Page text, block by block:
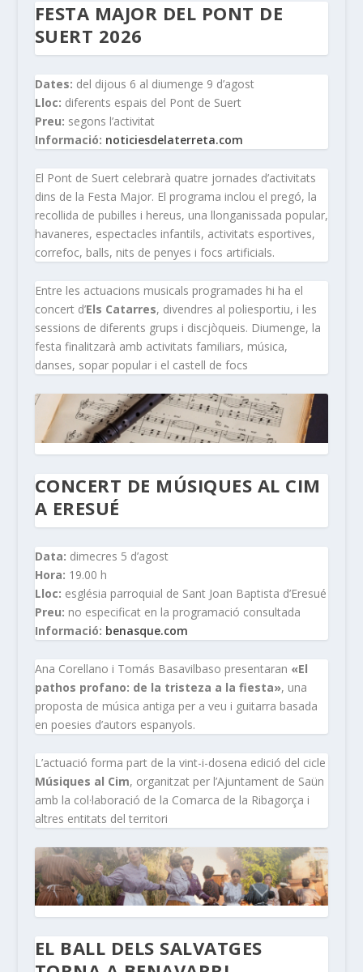
FESTA MAJOR DEL PONT DE
SUERT 2026
Dates: del dijous 6 al diumenge 9 d’agost
Lloc: diferents espais del Pont de Suert
Preu: segons l’activitat
Informació: noticiesdelaterreta.com
El Pont de Suert celebrarà quatre jornades d’activitats
dins de la Festa Major. El programa inclou el pregó, la
recollida de pubilles i hereus, una llonganissada popular,
havaneres, espectacles infantils, activitats esportives,
correfoc, balls, nits de penyes i focs artificials.
Entre les actuacions musicals programades hi ha el
concert d’Els Catarres, divendres al poliesportiu, i les
sessions de diferents grups i discjòqueis. Diumenge, la
festa finalitzarà amb activitats familiars, música,
danses, sopar popular i el castell de focs
CONCERT DE MÚSIQUES AL CIM
A ERESUÉ
Data: dimecres 5 d’agost
Hora: 19.00 h
Lloc: església parroquial de Sant Joan Baptista d’Eresué
Preu: no especificat en la programació consultada
Informació: benasque.com
Ana Corellano i Tomás Basavilbaso presentaran «El
pathos profano: de la tristeza a la fiesta», una
proposta de música antiga per a veu i guitarra basada
en poesies d’autors espanyols.
L’actuació forma part de la vint-i-dosena edició del cicle
Músiques al Cim, organitzat per l’Ajuntament de Saün
amb la col·laboració de la Comarca de la Ribagorça i
altres entitats del territori
EL BALL DELS SALVATGES